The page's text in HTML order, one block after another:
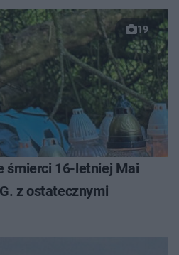
19
śmierci 16-letniej Mai
z ostatecznymi